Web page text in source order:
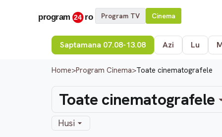
Program TV Cinema
Saptamana 07.08-13.08 Azi Lu
Home>Program Cinema>Toate cinematografele
Toate cinematografele
Husi